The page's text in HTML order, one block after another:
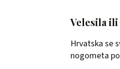
Velesila ili
Hrvatska se
nogometa